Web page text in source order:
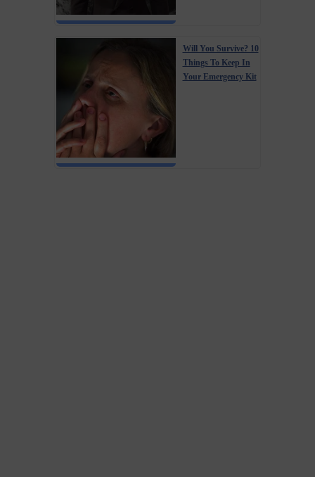
Will You Survive? 10
Things To Keep In
Your Emergency Kit